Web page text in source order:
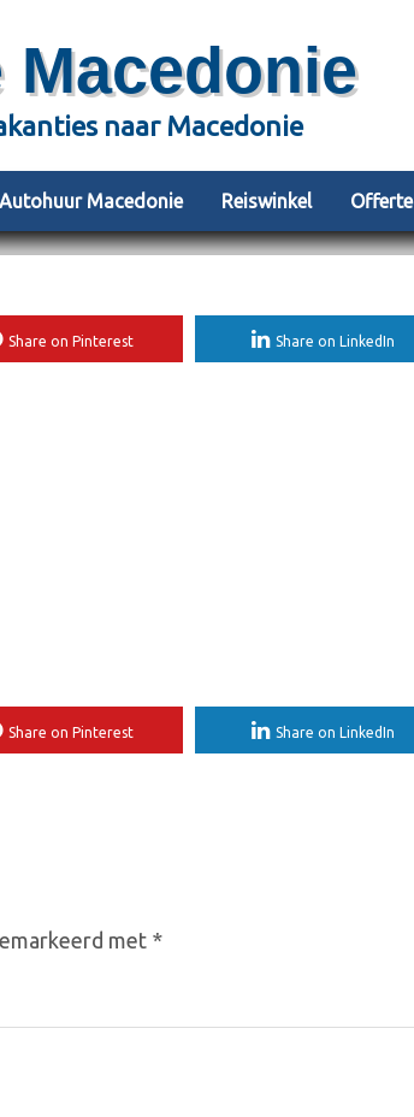
Macedonie
naar Macedonie
Autohuur Macedonie Reiswinkel Offerte
Share on Pinterest Share on LinkedIn
Share on Pinterest Share on LinkedIn
met *